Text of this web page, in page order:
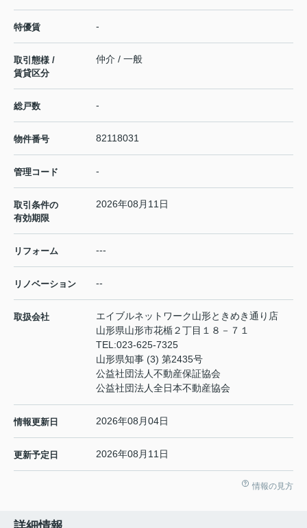
特優賃 -
取引態様 /
賃貸区分
仲介 / 一般
総戸数 -
物件番号 82118031
管理コード -
取引条件の
有効期限
2026年08月11日
リフォーム ---
リノベーション --
取扱会社
エイブルネットワーク山形ときめき通り店
山形県山形市花楯２丁目１８－７１
TEL:023-625-7325
山形県知事 (3) 第2435号
公益社団法人不動産保証協会
公益社団法人全日本不動産協会
情報更新日 2026年08月04日
更新予定日 2026年08月11日
情報の見方